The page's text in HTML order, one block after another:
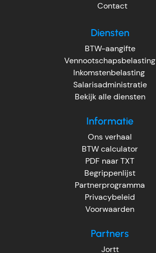
Contact
Diensten
BTW-aangifte
Vennootschapsbelasting
Inkomstenbelasting
Salarisadministratie
Bekijk alle diensten
Informatie
Ons verhaal
BTW calculator
PDF naar TXT
Begrippenlijst
Partnerprogramma
Privacybeleid
Voorwaarden
Partners
Jortt